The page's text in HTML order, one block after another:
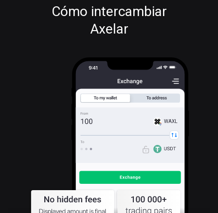
Cómo intercambiar
Axelar
WAXL